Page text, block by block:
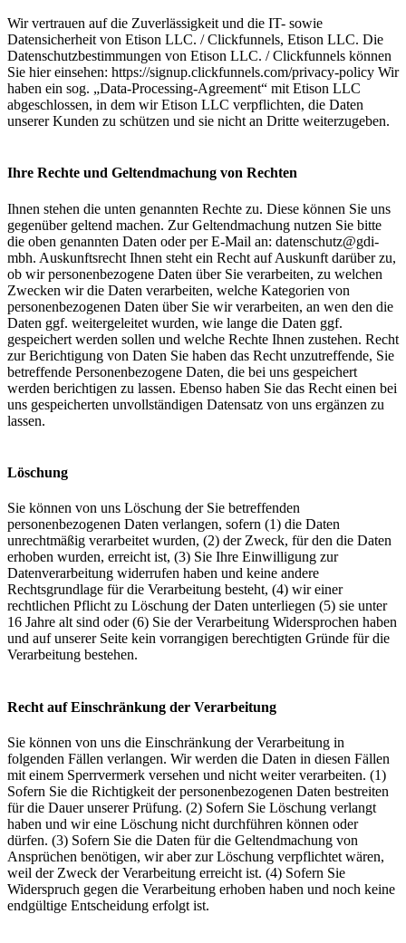
Wir vertrauen auf die Zuverlässigkeit und die IT- sowie
Datensicherheit von Etison LLC. / Clickfunnels, Etison LLC. Die
Datenschutzbestimmungen von Etison LLC. / Clickfunnels können
Sie hier einsehen: https://signup.clickfunnels.com/privacy-policy Wir
haben ein sog. „Data-Processing-Agreement“ mit Etison LLC
abgeschlossen, in dem wir Etison LLC verpflichten, die Daten
unserer Kunden zu schützen und sie nicht an Dritte weiterzugeben.
Ihre Rechte und Geltendmachung von Rechten
Ihnen stehen die unten genannten Rechte zu. Diese können Sie uns
gegenüber geltend machen. Zur Geltendmachung nutzen Sie bitte
die oben genannten Daten oder per E-Mail an: datenschutz@gdi-
mbh. Auskunftsrecht Ihnen steht ein Recht auf Auskunft darüber zu,
ob wir personenbezogene Daten über Sie verarbeiten, zu welchen
Zwecken wir die Daten verarbeiten, welche Kategorien von
personenbezogenen Daten über Sie wir verarbeiten, an wen den die
Daten ggf. weitergeleitet wurden, wie lange die Daten ggf.
gespeichert werden sollen und welche Rechte Ihnen zustehen. Recht
zur Berichtigung von Daten Sie haben das Recht unzutreffende, Sie
betreffende Personenbezogene Daten, die bei uns gespeichert
werden berichtigen zu lassen. Ebenso haben Sie das Recht einen bei
uns gespeicherten unvollständigen Datensatz von uns ergänzen zu
lassen.
Löschung
Sie können von uns Löschung der Sie betreffenden
personenbezogenen Daten verlangen, sofern (1) die Daten
unrechtmäßig verarbeitet wurden, (2) der Zweck, für den die Daten
erhoben wurden, erreicht ist, (3) Sie Ihre Einwilligung zur
Datenverarbeitung widerrufen haben und keine andere
Rechtsgrundlage für die Verarbeitung besteht, (4) wir einer
rechtlichen Pflicht zu Löschung der Daten unterliegen (5) sie unter
16 Jahre alt sind oder (6) Sie der Verarbeitung Widersprochen haben
und auf unserer Seite kein vorrangigen berechtigten Gründe für die
Verarbeitung bestehen.
Recht auf Einschränkung der Verarbeitung
Sie können von uns die Einschränkung der Verarbeitung in
folgenden Fällen verlangen. Wir werden die Daten in diesen Fällen
mit einem Sperrvermerk versehen und nicht weiter verarbeiten. (1)
Sofern Sie die Richtigkeit der personenbezogenen Daten bestreiten
für die Dauer unserer Prüfung. (2) Sofern Sie Löschung verlangt
haben und wir eine Löschung nicht durchführen können oder
dürfen. (3) Sofern Sie die Daten für die Geltendmachung von
Ansprüchen benötigen, wir aber zur Löschung verpflichtet wären,
weil der Zweck der Verarbeitung erreicht ist. (4) Sofern Sie
Widerspruch gegen die Verarbeitung erhoben haben und noch keine
endgültige Entscheidung erfolgt ist.